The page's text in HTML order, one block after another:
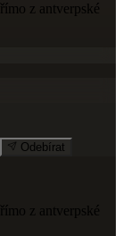
z antverpské
Odebírat
z antverpské